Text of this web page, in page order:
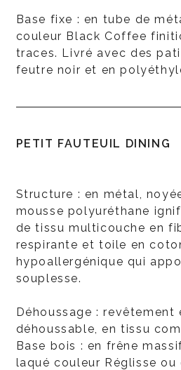
Base fixe : en tube de
couleur Black Coffee
traces. Livré avec des
feutre noir et en
PETIT FAUTEUIL DINING
Structure : en métal,
mousse polyuréthane
de tissu multicouche en
respirante et toile en
hypoallergénique qui
souplesse.
Déhoussage : revêtement
déhoussable, en tissu
Base bois : en frêne
laqué couleur Réglisse ou